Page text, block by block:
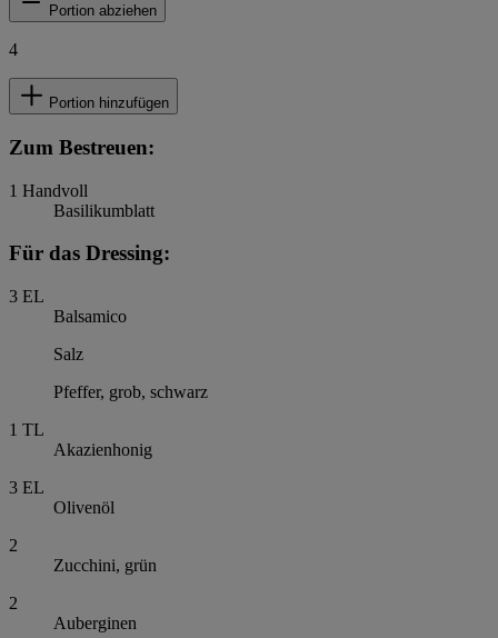
Portion abziehen
4
Portion hinzufügen
Zum Bestreuen:
1 Handvoll
Basilikumblatt
Für das Dressing:
3 EL
Balsamico
Salz
Pfeffer, grob, schwarz
1 TL
Akazienhonig
3 EL
Olivenöl
2
Zucchini, grün
2
Auberginen